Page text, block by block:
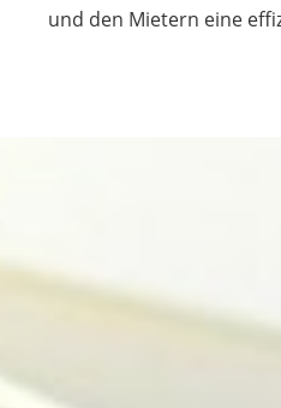
und den Mietern eine